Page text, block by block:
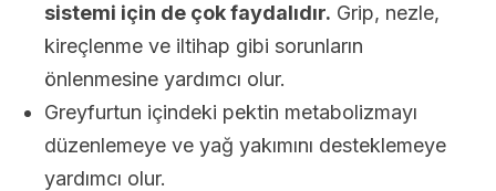
sistemi için de çok faydalıdır. Grip, nezle,
kireçlenme ve iltihap gibi sorunların
önlenmesine yardımcı olur.
Greyfurtun içindeki pektin metabolizmayı
düzenlemeye ve yağ yakımını desteklemeye
yardımcı olur.